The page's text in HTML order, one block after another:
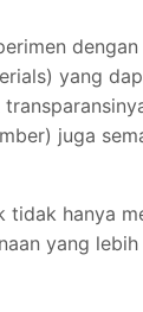
dengan
yang
juga
tidak hanya
yang